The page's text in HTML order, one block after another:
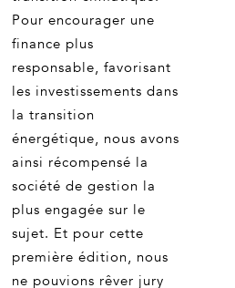
Pour encourager une
finance plus
responsable, favorisant
les investissements dans
la transition
énergétique, nous avons
ainsi récompensé la
société de gestion la
plus engagée sur le
sujet. Et pour cette
première édition, nous
ne pouvions rêver jury